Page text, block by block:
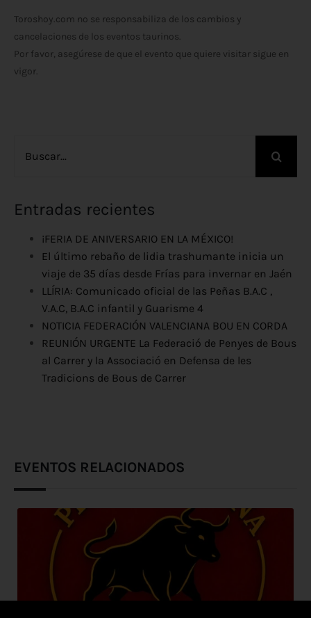
Toroshoy.com no se responsabiliza de los cambios y
cancelaciones de los eventos taurinos.
Por favor, asegúrese de que el evento que quiere visitar sigue en
vigor.
Entradas recientes
¡FERIA DE ANIVERSARIO EN LA MÉXICO!
El último rebaño de lidia trashumante inicia un
viaje de 35 días desde Frías para invernar en Jaén
LLÍRIA: Comunicado oficial de las Peñas B.A.C ,
V.A.C, B.A.C infantil y Guarisme 4
NOTICIA FEDERACIÓN VALENCIANA BOU EN CORDA
REUNIÓN URGENTE La Federació de Penyes de Bous
al Carrer y la Associació en Defensa de les
Tradicions de Bous de Carrer
EVENTOS RELACIONADOS